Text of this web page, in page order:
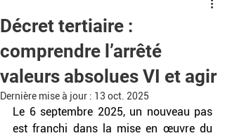
Décret tertiaire :
comprendre l’arrêté
valeurs absolues VI et agir
Dernière mise à jour : 13 oct. 2025
Le 6 septembre 2025, un nouveau pas